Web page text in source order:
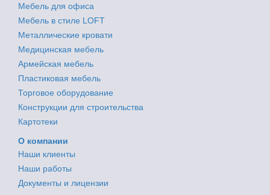
Мебель для офиса
Мебель в стиле LOFT
Металлические кровати
Медицинская мебель
Армейская мебель
Пластиковая мебель
Торговое оборудование
Конструкции для строительства
Картотеки
О компании
Наши клиенты
Наши работы
Документы и лицензии